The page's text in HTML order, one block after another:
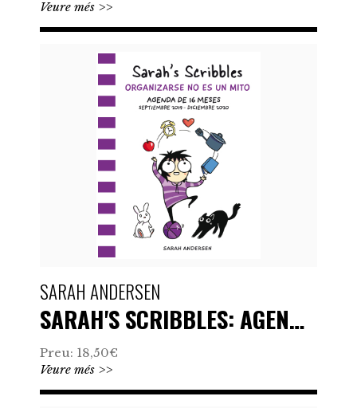
Veure més >>
SARAH ANDERSEN
SARAH'S SCRIBBLES: AGENDA…
Preu: 18,50€
Veure més >>